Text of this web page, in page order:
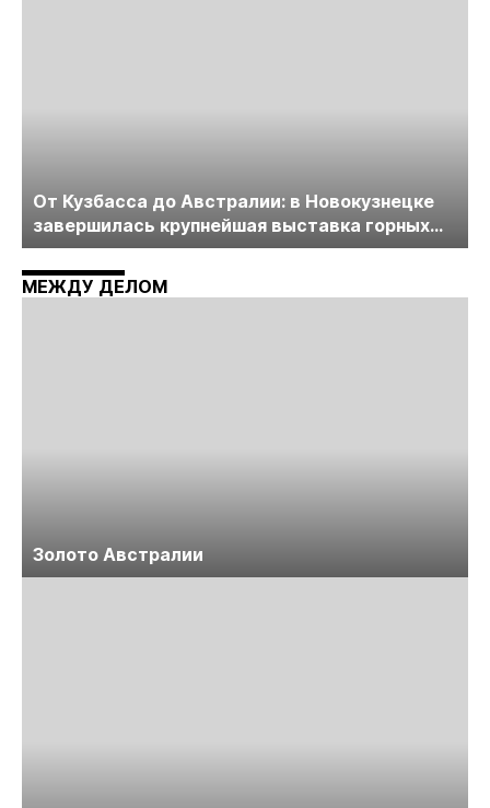
От Кузбасса до Австралии: в Новокузнецке
завершилась крупнейшая выставка горных
технологий «Недра России. Уголь России и
Майнинг»
МЕЖДУ ДЕЛОМ
Золото Австралии